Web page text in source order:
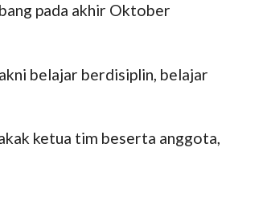
pada akhir Oktober
belajar berdisiplin, belajar
ketua tim beserta anggota,